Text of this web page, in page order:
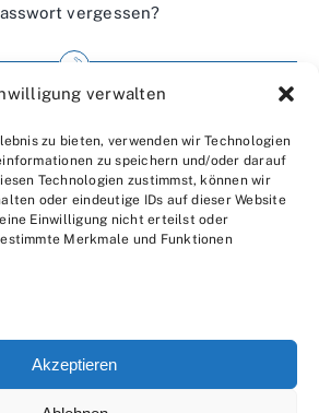
verwalten
zu bieten, verwenden wir Technologien
zu speichern und/oder darauf
Technologien zustimmst, können wir
oder eindeutige IDs auf dieser Website
Einwilligung nicht erteilst oder
Merkmale und Funktionen
Akzeptieren
vergessen?
Wir über uns
Kontakt